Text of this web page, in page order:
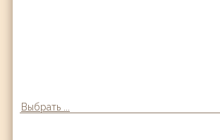
Выбрать ...